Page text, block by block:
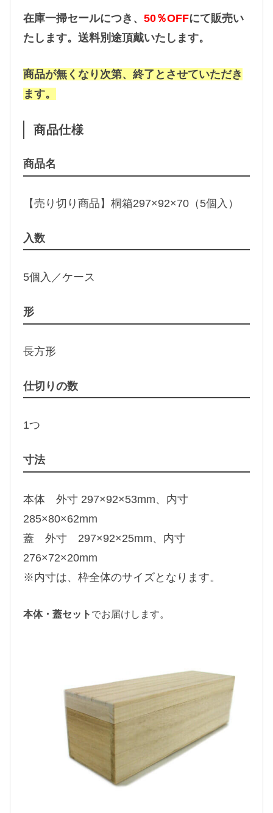
在庫一掃セールにつき、 50％OFFにて販売い
たします。送料別途頂戴いたします。
商品が無くなり次第、終了とさせていただき
ます。
商品仕様
商品名
【売り切り商品】桐箱297×92×70（5個入）
入数
5個入／ケース
形
長方形
仕切りの数
1つ
寸法
本体 外寸 297×92×53mm、内寸
285×80×62mm
蓋 外寸 297×92×25mm、内寸
276×72×20mm
※内寸は、枠全体のサイズとなります。
本体・蓋セット でお届けします。